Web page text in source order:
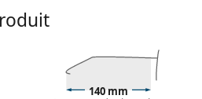
l'air avec ces lunettes grâce à
de Lentiamo.
monture s'accorde
140 mm